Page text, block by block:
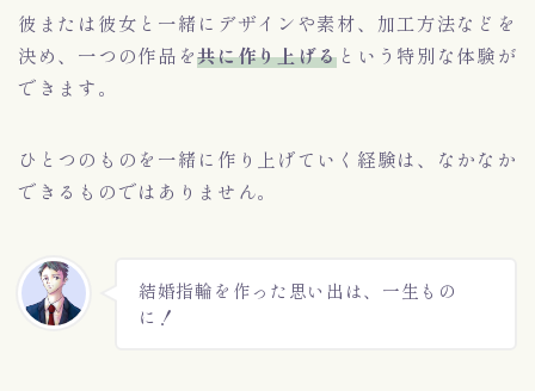
彼または彼女と一緒にデザインや素材、加工方法などを
決め、一つの作品を共に作り上げる という特別な体験が
できます。
ひとつのものを一緒に作り上げていく経験は、なかなか
できるものではありません。
結婚指輪を作った思い出は、一生もの
に！